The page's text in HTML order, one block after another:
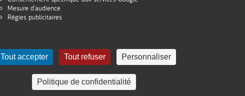
Mesure d'audience
Régies publicitaires
Tout accepter Tout refuser Personnaliser
Politique de confidentialité
(réorientation IUT Génie Civil)
Signer un CONTRAT D’ALTERNANCE avec
Contrat de professionnalisation